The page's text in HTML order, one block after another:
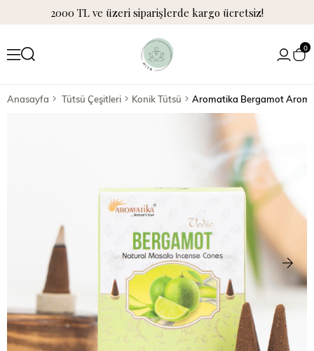
2000 TL ve üzeri siparişlerde kargo ücretsiz!
0
Anasayfa Tütsü Çeşitleri Konik Tütsü Aromatika Bergamot